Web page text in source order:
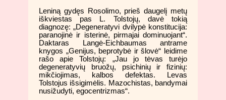
Leniną gydęs Rosolimo, prieš daugelį metų
iškviestas pas L. Tolstojų, davė tokią
diagnozę: „Degeneratyvi dvilypė konstitucija:
paranojinė ir isterinė, pirmajai dominuojant“.
Daktaras Langė-Eichbaumas antrame
knygos „Genijus, beprotybė ir šlovė“ leidime
rašo apie Tolstojų: „Jau jo tėvas turėjo
degeneratyvių bruožų, psichinių ir fizinių:
mikčiojimas, kalbos defektas. Levas
Tolstojus išsigimėlis. Mazochistas, bandymai
nusižudyti, egocentrizmas“.